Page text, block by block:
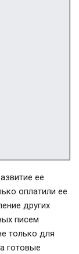
ее
оплатили ее
других
писем
только для
готовые